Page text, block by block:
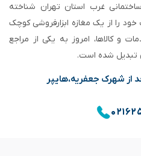
غرب استان تهران شناخته
را از یک مغازه ابزارفروشی کوچک
و کالاها، امروز به یکی از مراجع
تبدیل شده است.
از شهرک جعفریه،هایپر